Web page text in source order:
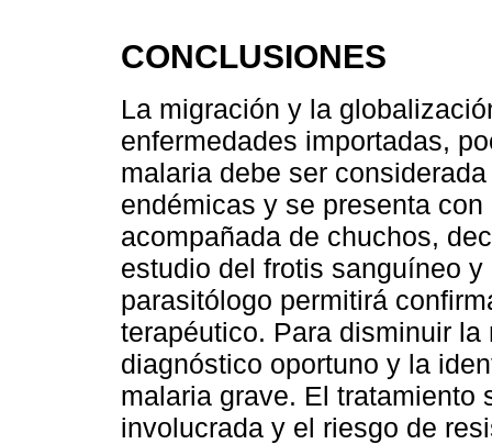
CONCLUSIONES
La migración y la
enfermedades importadas,
malaria debe ser
endémicas y se presenta
acompañada de chuchos,
estudio del frotis sanguíneo
parasitólogo permitirá
terapéutico. Para disminuir
diagnóstico oportuno y la
malaria grave. El tratamiento
involucrada y el riesgo de